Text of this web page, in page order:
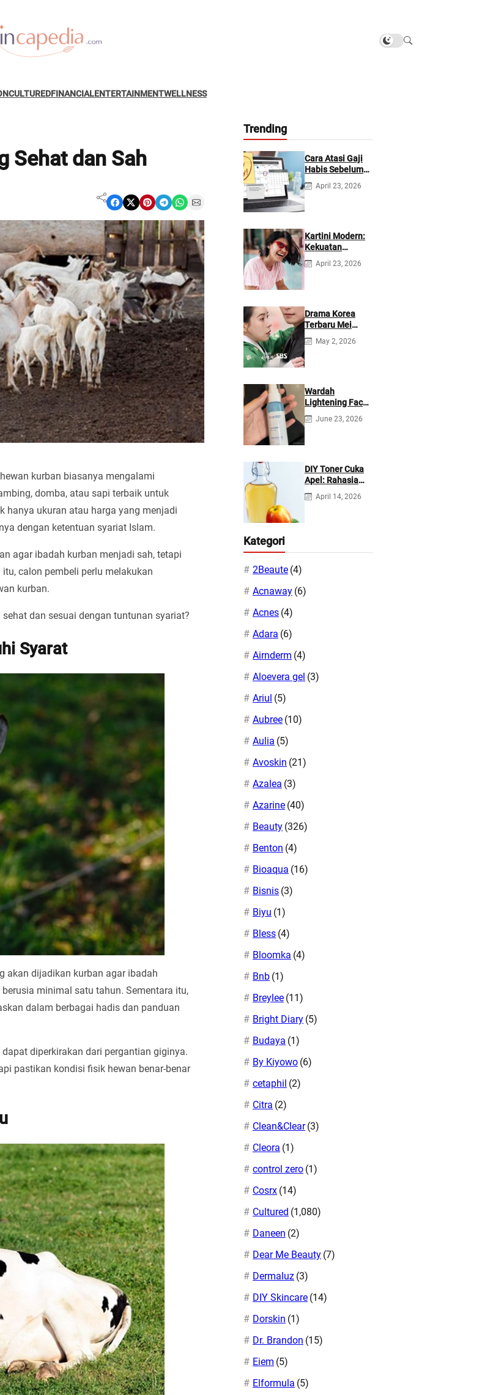
CULTUREDFINANCIALENTERTAINMENTWELLNESS
Sehat dan Sah
Share on Facebook Share on X Share on Pinterest Share on Telegram Share on WhatsApp Share on Email
kurban biasanya mengalami
domba, atau sapi terbaik untuk
hanya ukuran atau harga yang menjadi
dengan ketentuan syariat Islam.
agar ibadah kurban menjadi sah, tetapi
calon pembeli perlu melakukan
kurban.
dan sesuai dengan tuntunan syariat?
Syarat
akan dijadikan kurban agar ibadah
minimal satu tahun. Sementara itu,
dalam berbagai hadis dan panduan
diperkirakan dari pergantian giginya.
pastikan kondisi fisik hewan benar-benar
Trending
Cara Atasi Gaji
Habis Sebelum
Gajian
Berikutnya
April 23, 2026
Kartini Modern:
Kekuatan
Berevolusi &
Rawat Diri
April 23, 2026
Drama Korea
Terbaru Mei
2026: Mana yang
Tayang di
May 2, 2026
Wardah
Lightening Face
Mist: Cek
Ingredients &
June 23, 2026
DIY Toner Cuka
Apel: Rahasia
Jerawat Kempes
dalam 2 Hari!
April 14, 2026
Kategori
2Beaute (4)
Acnaway (6)
Acnes (4)
Adara (6)
Airnderm (4)
Aloevera gel (3)
Ariul (5)
Aubree (10)
Aulia (5)
Avoskin (21)
Azalea (3)
Azarine (40)
Beauty (326)
Benton (4)
Bioaqua (16)
Bisnis (3)
Biyu (1)
Bless (4)
Bloomka (4)
Bnb (1)
Breylee (11)
Bright Diary (5)
Budaya (1)
By Kiyowo (6)
cetaphil (2)
Citra (2)
Clean&Clear (3)
Cleora (1)
control zero (1)
Cosrx (14)
Cultured (1,080)
Daneen (2)
Dear Me Beauty (7)
Dermaluz (3)
DIY Skincare (14)
Dorskin (1)
Dr. Brandon (15)
Eiem (5)
Elformula (5)